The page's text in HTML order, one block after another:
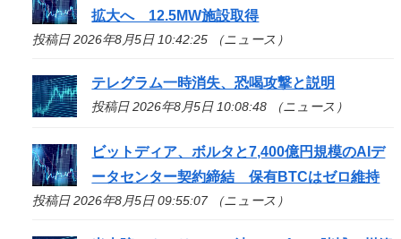
拡大へ 12.5MW施設取得
投稿日 2026年8月5日 10:42:25 （ニュース）
テレグラム一時消失、恐喝攻撃と説明
投稿日 2026年8月5日 10:08:48 （ニュース）
ビットディア、ボルタと7,400億円規模のAIデ
ータセンター契約締結 保有BTCはゼロ維持
投稿日 2026年8月5日 09:55:07 （ニュース）